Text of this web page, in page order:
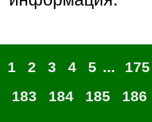
1 2 3 4 5 ...
175
183 184 185 186